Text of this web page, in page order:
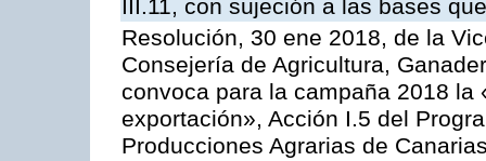
III.11, con sujeción a las bases
Resolución, 30 ene 2018, de la
Consejería de Agricultura,
convoca para la campaña 2018
exportación», Acción I.5 del
Producciones Agrarias de